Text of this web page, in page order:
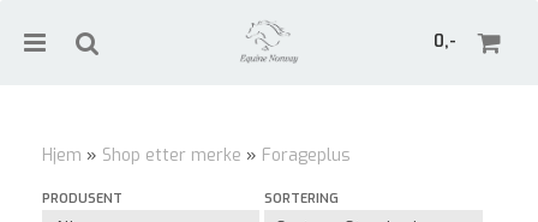
0,-
Hjem » Shop etter merke » Forageplus
PRODUSENT SORTERING